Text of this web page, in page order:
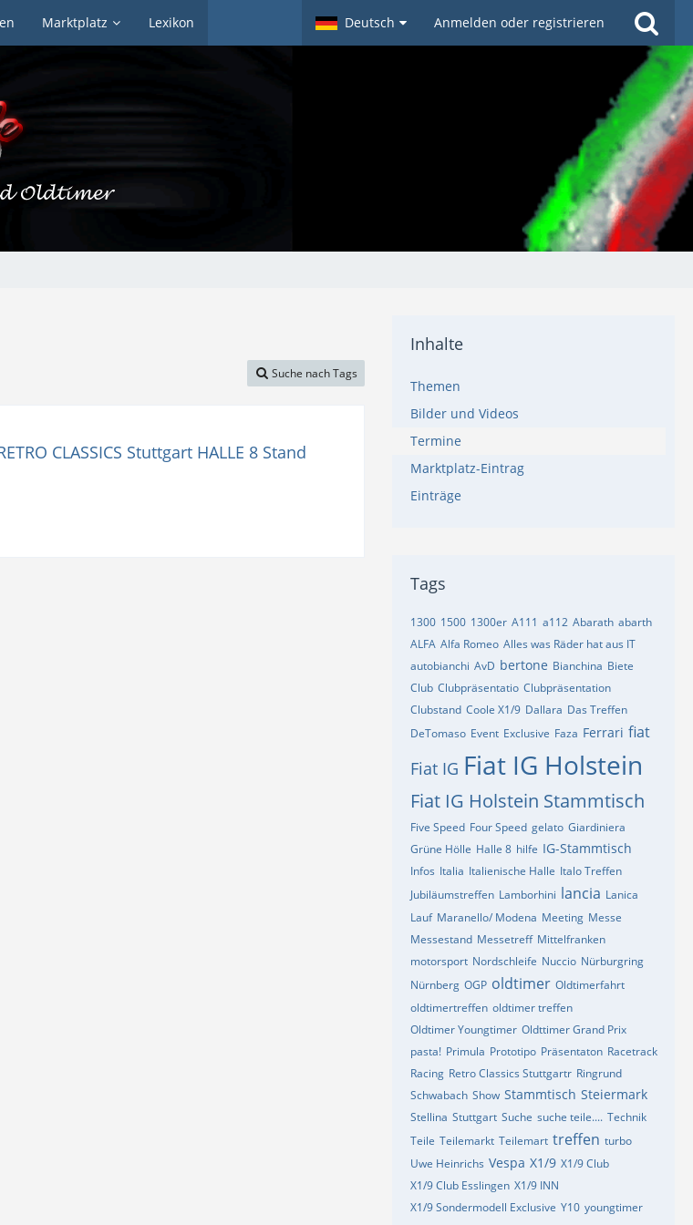
Marktplatz Lexikon Deutsch Anmelden oder registrieren
Suche nach Tags
CLASSICS Stuttgart HALLE 8 Stand
Inhalte
Themen
Bilder und Videos
Termine
Marktplatz-Eintrag
Einträge
Tags
1300 1500 1300er A111 a112 Abarath abarth
ALFA Alfa Romeo Alles was Räder hat aus IT
autobianchi AvD bertone Bianchina Biete
Club Clubpräsentatio Clubpräsentation
Clubstand Coole X1/9 Dallara Das Treffen
DeTomaso Event Exclusive Faza Ferrari fiat
Fiat IG Fiat IG Holstein
Fiat IG Holstein Stammtisch
Five Speed Four Speed gelato Giardiniera
Grüne Hölle Halle 8 hilfe IG-Stammtisch
Infos Italia Italienische Halle Italo Treffen
Jubiläumstreffen Lamborhini lancia Lanica
Lauf Maranello/ Modena Meeting Messe
Messestand Messetreff Mittelfranken
motorsport Nordschleife Nuccio Nürburgring
Nürnberg OGP oldtimer Oldtimerfahrt
oldtimertreffen oldtimer treffen
Oldtimer Youngtimer Oldttimer Grand Prix
pasta! Primula Prototipo Präsentaton Racetrack
Racing Retro Classics Stuttgartr Ringrund
Schwabach Show Stammtisch Steiermark
Stellina Stuttgart Suche suche teile.... Technik
Teile Teilemarkt Teilemart treffen turbo
Uwe Heinrichs Vespa X1/9 X1/9 Club
X1/9 Club Esslingen X1/9 INN
X1/9 Sondermodell Exclusive Y10 youngtimer